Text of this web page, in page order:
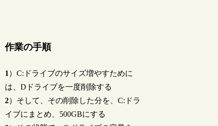
作業の手順
1 ）C:ドライブのサイズ増やすために
は、Dドライブを一度削除する
2）そして、その削除した分を、C:ドラ
イブにまとめ、500GBにする